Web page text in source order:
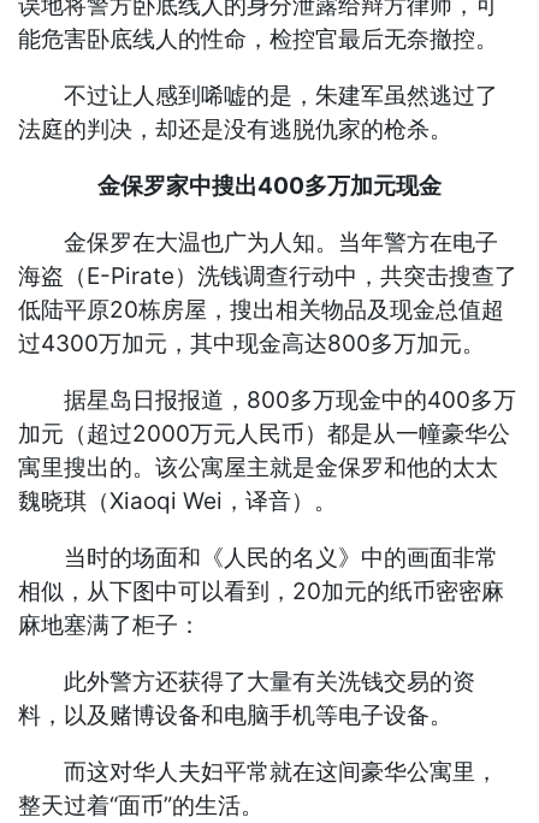
能危害卧底线人的性命，检控官最后无奈撤控。
不过让人感到唏嘘的是，朱建军虽然逃过了
法庭的判决，却还是没有逃脱仇家的枪杀。
金保罗家中搜出400多万加元现金
金保罗在大温也广为人知。当年警方在电子
海盗（E-Pirate）洗钱调查行动中，共突击搜查了
低陆平原20栋房屋，搜出相关物品及现金总值超
过4300万加元，其中现金高达800多万加元。
据星岛日报报道，800多万现金中的400多万
加元（超过2000万元人民币）都是从一幢豪华公
寓里搜出的。该公寓屋主就是金保罗和他的太太
魏晓琪（Xiaoqi Wei，译音）。
当时的场面和《人民的名义》中的画面非常
相似，从下图中可以看到，20加元的纸币密密麻
麻地塞满了柜子：
此外警方还获得了大量有关洗钱交易的资
料，以及赌博设备和电脑手机等电子设备。
而这对华人夫妇平常就在这间豪华公寓里，
整天过着“面币”的生活。